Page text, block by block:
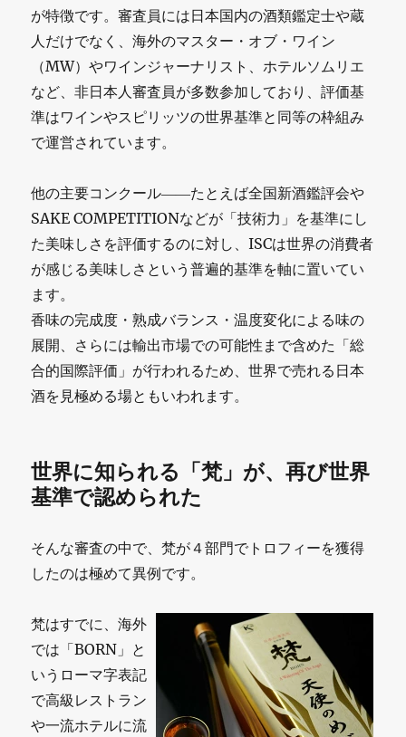
が特徴です。審査員には日本国内の酒類鑑定士や蔵
人だけでなく、海外のマスター・オブ・ワイン
（MW）やワインジャーナリスト、ホテルソムリエ
など、非日本人審査員が多数参加しており、評価基
準はワインやスピリッツの世界基準と同等の枠組み
で運営されています。
他の主要コンクール――たとえば全国新酒鑑評会や
SAKE COMPETITIONなどが「技術力」を基準にし
た美味しさを評価するのに対し、ISCは世界の消費者
が感じる美味しさという普遍的基準を軸に置いてい
ます。
香味の完成度・熟成バランス・温度変化による味の
展開、さらには輸出市場での可能性まで含めた「総
合的国際評価」が行われるため、世界で売れる日本
酒を見極める場ともいわれます。
世界に知られる「梵」が、再び世界
基準で認められた
そんな審査の中で、梵が４部門でトロフィーを獲得
したのは極めて異例です。
梵はすでに、海外
では「BORN」と
いうローマ字表記
で高級レストラン
や一流ホテルに流